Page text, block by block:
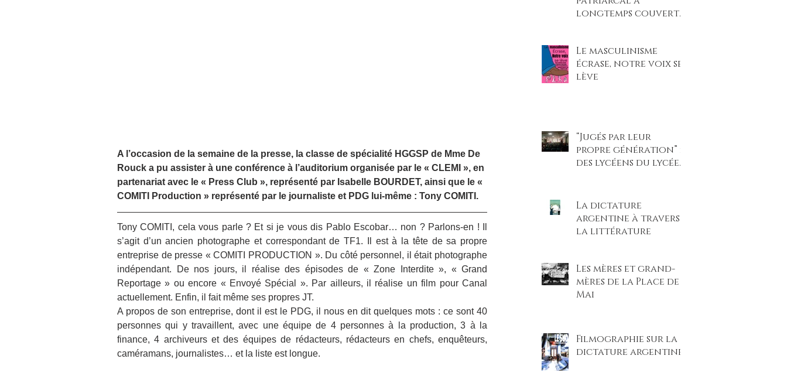
A l’occasion de la semaine de la presse, la classe de spécialité HGGSP de Mme De
Rouck a pu assister à une conférence à l’auditorium organisée par le « CLEMI », en
partenariat avec le « Press Club », représenté par Isabelle BOURDET, ainsi que le «
COMITI Production » représenté par le journaliste et PDG lui-même : Tony COMITI.
Tony COMITI, cela vous parle ? Et si je vous dis Pablo Escobar… non ? Parlons-en ! Il
s’agit d’un ancien photographe et correspondant de TF1. Il est à la tête de sa propre
entreprise de presse « COMITI PRODUCTION ». Du côté personnel, il était photographe
indépendant. De nos jours, il réalise des épisodes de « Zone Interdite », « Grand
Reportage » ou encore « Envoyé Spécial ». Par ailleurs, il réalise un film pour Canal
actuellement. Enfin, il fait même ses propres JT.
A propos de son entreprise, dont il est le PDG, il nous en dit quelques mots : ce sont 40
personnes qui y travaillent, avec une équipe de 4 personnes à la production, 3 à la
finance, 4 archiveurs et des équipes de rédacteurs, rédacteurs en chefs, enquêteurs,
caméramans, journalistes… et la liste est longue.
longtemps couvert
femmes »
Le masculinisme
écrase, notre voix se
lève
“Jugés par leur
propre génération” :
des lycéens du lycée
climatique
percutant
La dictature
argentine à travers
la littérature
Les mères et grand-
mères de la Place de
Mai
Filmographie sur la
dictature argentine